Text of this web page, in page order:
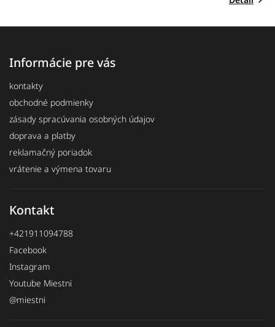
Informácie pre vás
kontakty
obchodné podmienky
zásady spracúvania osobných údajov
doprava a platby
reklamačný poriadok
vrátenie a výmena tovaru
Kontakt
+421911094788
Facebook
Instagram
Youtube Miestni
@miestni